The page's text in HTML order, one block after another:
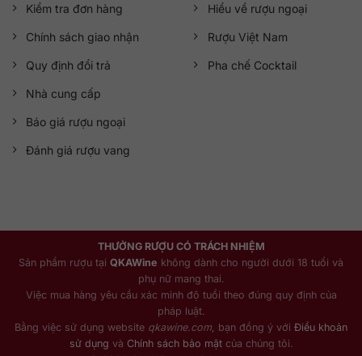
Kiểm tra đơn hàng
Chính sách giao nhận
Quy định đổi trả
Nhà cung cấp
Báo giá rượu ngoại
Đánh giá rượu vang
Hiểu về rượu ngoại
Rượu Việt Nam
Pha chế Cocktail
THƯỞNG RƯỢU CÓ TRÁCH NHIỆM
Sản phẩm rượu tại QKAWine không dành cho người dưới 18 tuổi và
phụ nữ mang thai.
Việc mua hàng yêu cầu xác minh độ tuổi theo đúng quy định của
pháp luật.
Bằng việc sử dụng website qkawine.com , bạn đồng ý với Điều khoản
sử dụng và Chính sách bảo mậtcủa chúng tôi.